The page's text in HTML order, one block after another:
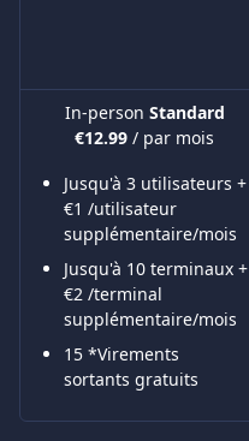
In-person Standard
€12.99 / par mois
Jusqu'à 3 utilisateurs +
€1 /utilisateur
supplémentaire/mois
Jusqu'à 10 terminaux +
€2 /terminal
supplémentaire/mois
15 *Virements
sortants gratuits